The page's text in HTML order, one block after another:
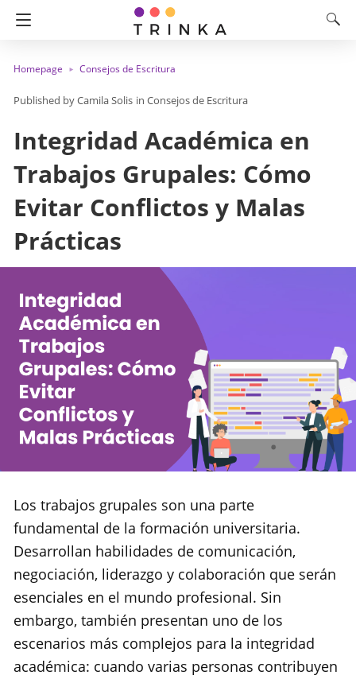
Homepage Consejos de Escritura
Camila Solis in Consejos de Escritura
Integridad Académica en
Trabajos Grupales: Cómo
Evitar Conflictos y Malas
Prácticas
Los trabajos grupales son una parte
fundamental de la formación universitaria.
Desarrollan habilidades de comunicación,
negociación, liderazgo y colaboración que serán
esenciales en el mundo profesional. Sin
embargo, también presentan uno de los
escenarios más complejos para la integridad
académica: cuando varias personas contribuyen